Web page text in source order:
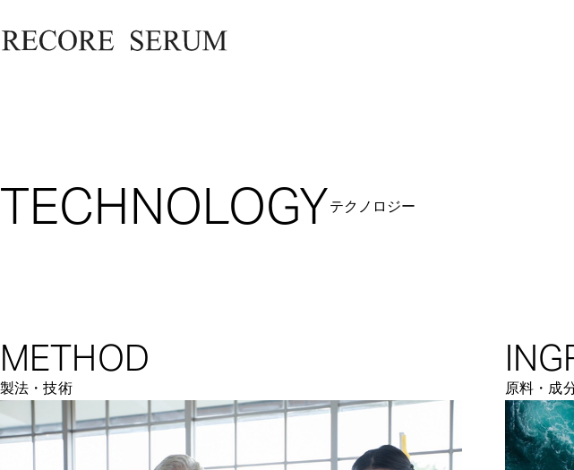
TECHNOLOGYテクノロジー
METHOD
製法・技術 原料・成